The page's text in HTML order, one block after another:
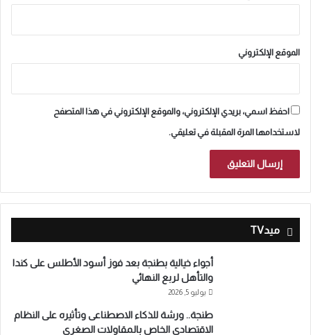
الموقع الإلكتروني
احفظ اسمي، بريدي الإلكتروني، والموقع الإلكتروني في هذا المتصفح
لاستخدامها المرة المقبلة في تعليقي.
ميدTV
أجواء خيالية بطنجة بعد فوز أسود الأطلس على كندا
والتأهل لربع النهائي
يوليو 5, 2026
طنجة.. ورشة للذكاء الاصطناعى وتأثيره على النظام
الاقتصادي الخاص بالمقاولات الصغرى